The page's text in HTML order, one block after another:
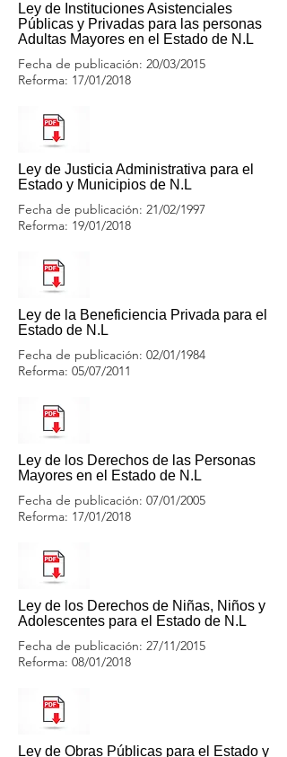
Ley de Instituciones Asistenciales
Públicas y Privadas para las personas
Adultas Mayores en el Estado de N.L
Fecha de publicación: 20/03/2015
Reforma: 17/01/2018
Ley de Justicia Administrativa para el
Estado y Municipios de N.L
Fecha de publicación: 21/02/1997
Reforma: 19/01/2018
Ley de la Beneficiencia Privada para el
Estado de N.L
Fecha de publicación: 02/01/1984
Reforma: 05/07/2011
Ley de los Derechos de las Personas
Mayores en el Estado de N.L
Fecha de publicación: 07/01/2005
Reforma: 17/01/2018
Ley de los Derechos de Niñas, Niños y
Adolescentes para el Estado de N.L
Fecha de publicación: 27/11/2015
Reforma: 08/01/2018
Ley de Obras Públicas para el Estado y